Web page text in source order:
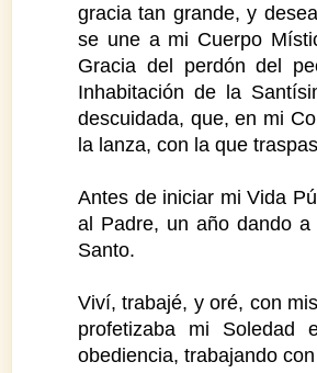
gracia tan grande, y
se une a mi Cuerpo
Gracia del perdón del
Inhabitación de la
descuidada, que, en mi
la lanza, con la que
Antes de iniciar mi Vida
al Padre, un año dando
Santo.
Viví, trabajé, y oré, con
profetizaba mi Soledad
obediencia, trabajando